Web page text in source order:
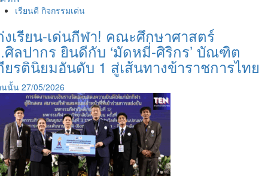
เรียนดี กิจกรรมเด่น
งเรียน-เด่นกีฬา! คณะศึกษาศาสตร์
ศิลปากร ยินดีกับ ‘มัดหมี่-ศิริกร’ บัณฑิต
ยรตินิยมอันดับ 1 สู่เส้นทางข้าราชการไทย
นนั้น 27/05/2026